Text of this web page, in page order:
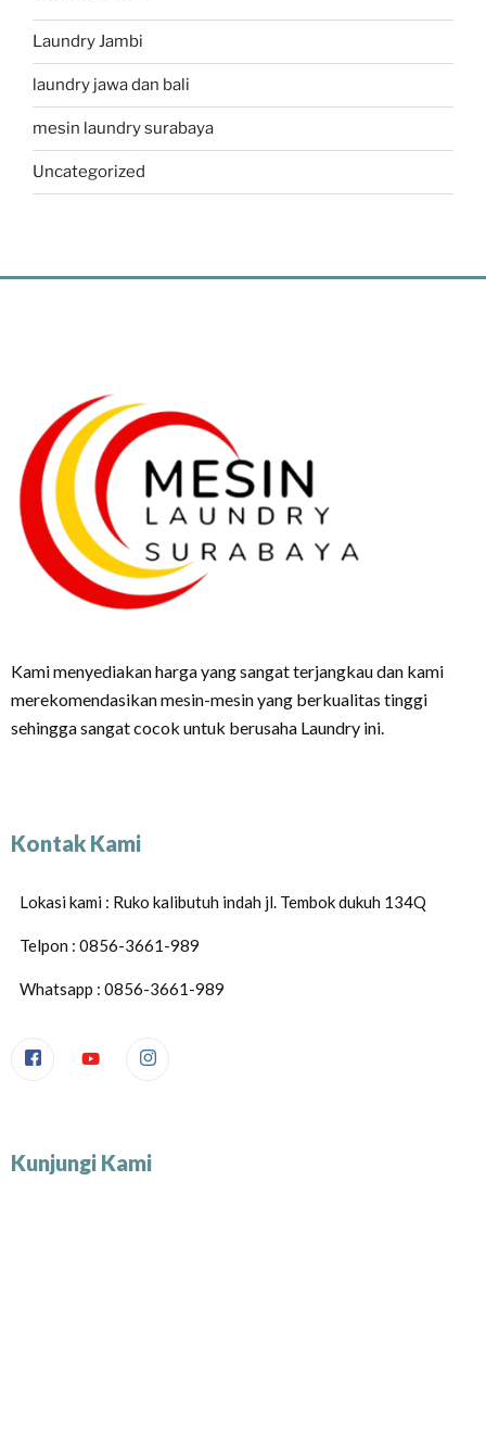
Laundry Jambi
laundry jawa dan bali
mesin laundry surabaya
Uncategorized
Kami menyediakan harga yang sangat terjangkau dan kami
merekomendasikan mesin-mesin yang berkualitas tinggi
sehingga sangat cocok untuk berusaha Laundry ini.
Kontak Kami
Lokasi kami : Ruko kalibutuh indah jl. Tembok dukuh 134Q
Telpon : 0856-3661-989
Whatsapp : 0856-3661-989
Kunjungi Kami